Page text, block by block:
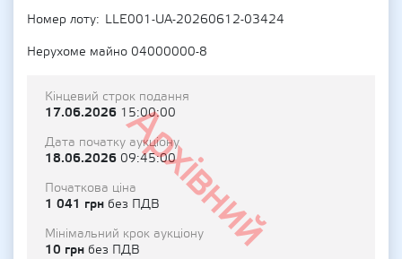
Номер лоту
LLE001-UA-20260612-03424
Нерухоме майно 04000000-8
Архівний
Кінцевий строк подання
17.06.2026 15:00:00
Дата початку аукціону
18.06.2026 09:45:00
Початкова ціна
1 041 грн без ПДВ
Мінімальний крок аукціону
10 грн без ПДВ